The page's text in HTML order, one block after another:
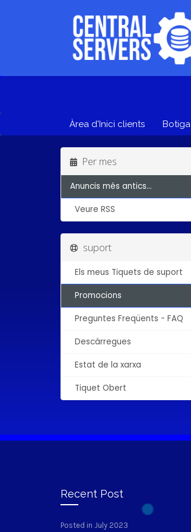
Àrea d'Inici clients Botiga
Per mes
Anuncis més antics...
Veure RSS
suport
Els meus Tiquets de suport
Promocions
Preguntes Freqüents - FAQ
Descàrregues
Estat de la xarxa
Tiquet Obert
Recent Post
Posted in July 2023